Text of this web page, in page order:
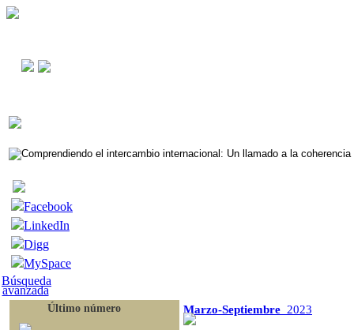
Facebook
LinkedIn
Digg
MySpace
Búsqueda
avanzada
Último número Marzo-Septiembre 2023